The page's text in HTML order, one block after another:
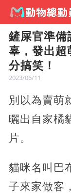
鏟屎官準備
辜，發出超
分搞笑！
2023/06/11
別以為賣萌
曬出自家橘
片。
貓咪名叫巴
子來家做客